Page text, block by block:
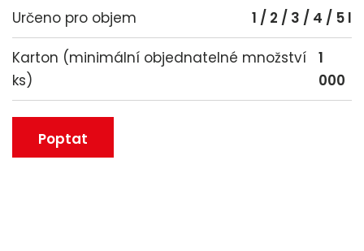
Určeno pro objem 1 / 2 / 3 / 4 / 5 l
Karton (minimální objednatelné množství
ks)
1
000
Poptat